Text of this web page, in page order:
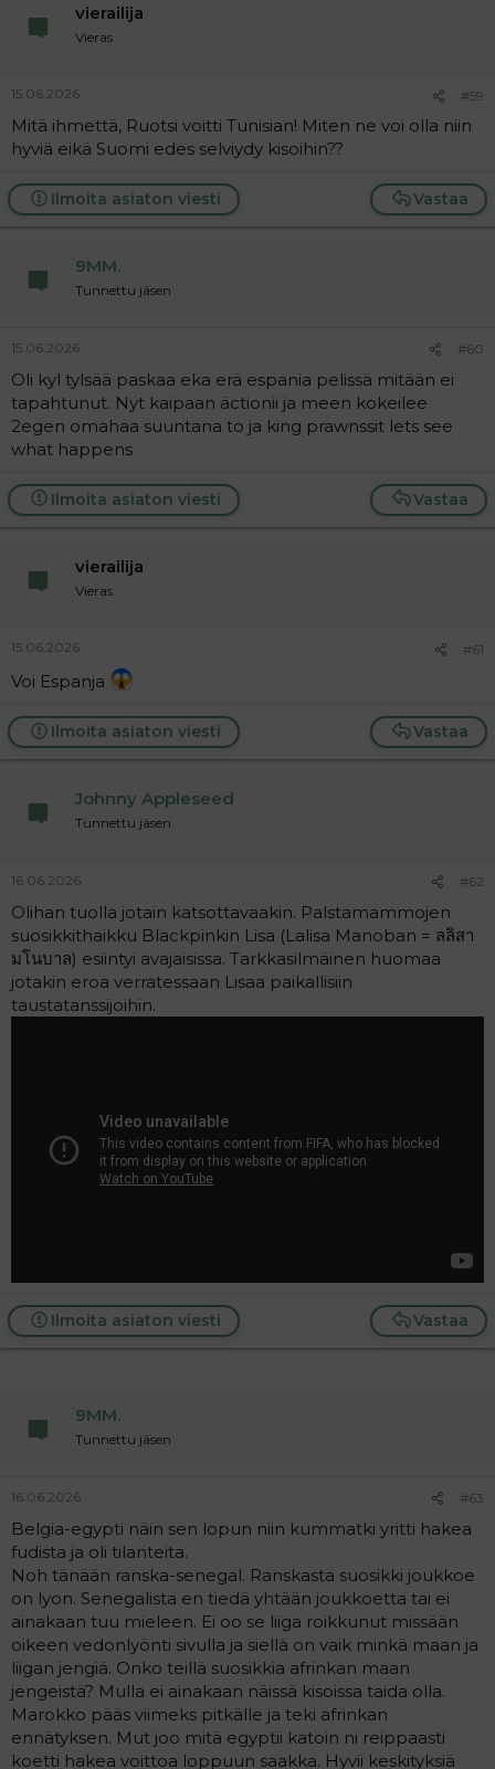
vierailija
Vieras
15.06.2026 #59
Mitä ihmettä, Ruotsi voitti Tunisian! Miten ne voi olla niin
hyviä eikä Suomi edes selviydy kisoihin??
Vastaa
Ilmoita asiaton viesti
9MM.
Tunnettu jäsen
15.06.2026 #60
Oli kyl tylsää paskaa eka erä espania pelissä mitään ei
tapahtunut. Nyt kaipaan äctionii ja meen kokeilee
2egen omahaa suuntana to ja king prawnssit lets see
what happens
Vastaa
Ilmoita asiaton viesti
vierailija
Vieras
15.06.2026 #61
Voi Espanja
Vastaa
Ilmoita asiaton viesti
Johnny Appleseed
Tunnettu jäsen
16.06.2026 #62
Olihan tuolla jotain katsottavaakin. Palstamammojen
suosikkithaikku Blackpinkin Lisa (Lalisa Manoban = ลลิสา
มโนบาล) esiintyi avajaisissa. Tarkkasilmäinen huomaa
jotakin eroa verratessaan Lisaa paikallisiin
taustatanssijoihin.
Vastaa
Ilmoita asiaton viesti
9MM.
Tunnettu jäsen
16.06.2026 #63
Belgia-egypti näin sen lopun niin kummatki yritti hakea
fudista ja oli tilanteita.
Noh tänään ranska-senegal. Ranskasta suosikki joukkoe
on lyon. Senegalista en tiedä yhtään joukkoetta tai ei
ainakaan tuu mieleen. Ei oo se liiga roikkunut missään
oikeen vedonlyönti sivulla ja siellä on vaik minkä maan ja
liigan jengiä. Onko teillä suosikkia afrinkan maan
jengeistä? Mulla ei ainakaan näissä kisoissa taida olla.
Marokko pääs viimeks pitkälle ja teki afrinkan
ennätyksen. Mut joo mitä egyptii katoin ni reippaasti
koetti hakea voittoa loppuun saakka. Hyvii keskityksiä